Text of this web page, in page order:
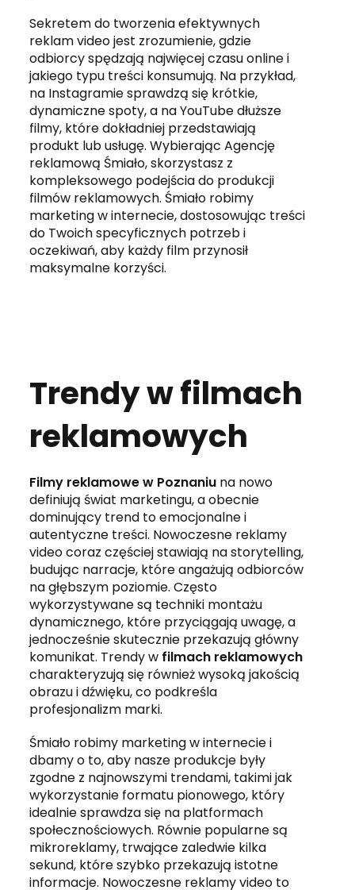
Sekretem do tworzenia efektywnych
reklam video jest zrozumienie, gdzie
odbiorcy spędzają najwięcej czasu online i
jakiego typu treści konsumują. Na przykład,
na Instagramie sprawdzą się krótkie,
dynamiczne spoty, a na YouTube dłuższe
filmy, które dokładniej przedstawiają
produkt lub usługę. Wybierając Agencję
reklamową Śmiało, skorzystasz z
kompleksowego podejścia do produkcji
filmów reklamowych. Śmiało robimy
marketing w internecie, dostosowując treści
do Twoich specyficznych potrzeb i
oczekiwań, aby każdy film przynosił
maksymalne korzyści.
Trendy w filmach
reklamowych
Filmy reklamowe w Poznaniu na nowo
definiują świat marketingu, a obecnie
dominujący trend to emocjonalne i
autentyczne treści. Nowoczesne reklamy
video coraz częściej stawiają na storytelling,
budując narracje, które angażują odbiorców
na głębszym poziomie. Często
wykorzystywane są techniki montażu
dynamicznego, które przyciągają uwagę, a
jednocześnie skutecznie przekazują główny
komunikat. Trendy w filmach reklamowych
charakteryzują się również wysoką jakością
obrazu i dźwięku, co podkreśla
profesjonalizm marki.
Śmiało robimy marketing w internecie i
dbamy o to, aby nasze produkcje były
zgodne z najnowszymi trendami, takimi jak
wykorzystanie formatu pionowego, który
idealnie sprawdza się na platformach
społecznościowych. Równie popularne są
mikroreklamy, trwające zaledwie kilka
sekund, które szybko przekazują istotne
informacje. Nowoczesne reklamy video to